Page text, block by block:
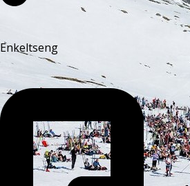
Enkeltseng